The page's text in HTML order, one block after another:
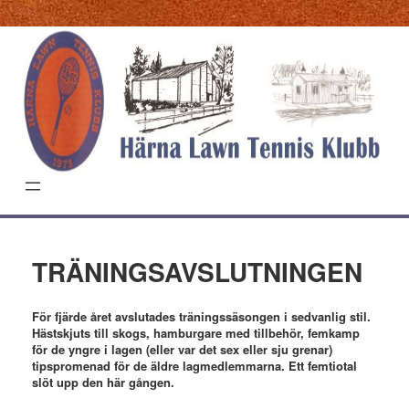
Hoppa
till
TRÄNINGSAVSLUTNINGEN
För fjärde året avslutades träningssäsongen i sedvanlig stil.
Hästskjuts till skogs, hamburgare med tillbehör, femkamp
för de yngre i lagen (eller var det sex eller sju grenar)
tipspromenad för de äldre lagmedlemmarna. Ett femtiotal
slöt upp den här gången.